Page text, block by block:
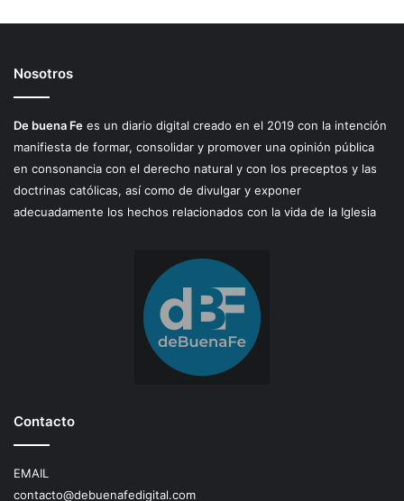
Nosotros
De buena Fe es un diario digital creado en el 2019 con la intención
manifiesta de formar, consolidar y promover una opinión pública
en consonancia con el derecho natural y con los preceptos y las
doctrinas católicas, así como de divulgar y exponer
adecuadamente los hechos relacionados con la vida de la Iglesia
Contacto
EMAIL
contacto@debuenafedigital.com